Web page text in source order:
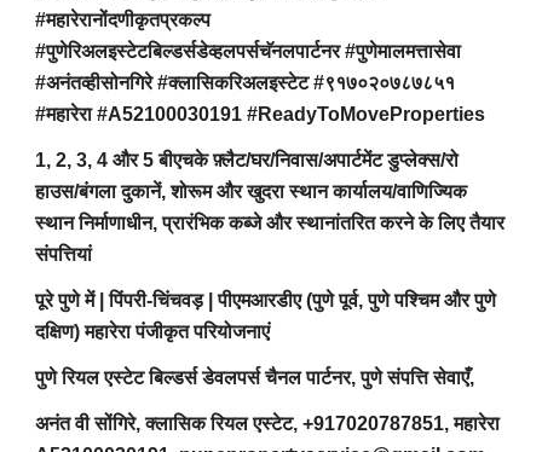
#महारेरानोंदणीकृतप्रकल्प
#पुणेरिअलइस्टेटबिल्डर्सडेव्हलपर्सचॅनलपार्टनर #पुणेमालमत्तासेवा
#अनंतव्हीसोनगिरे #क्लासिकरिअलइस्टेट #९१७०२०७८७८५१
#महारेरा #A52100030191 #ReadyToMoveProperties
1, 2, 3, 4 और 5 बीएचके फ़्लैट/घर/निवास/अपार्टमेंट डुप्लेक्स/रो
हाउस/बंगला दुकानें, शोरूम और खुदरा स्थान कार्यालय/वाणिज्यिक
स्थान निर्माणाधीन, प्रारंभिक कब्जे और स्थानांतरित करने के लिए तैयार
संपत्तियां
पूरे पुणे में | पिंपरी-चिंचवड़ | पीएमआरडीए (पुणे पूर्व, पुणे पश्चिम और पुणे
दक्षिण) महारेरा पंजीकृत परियोजनाएं
पुणे रियल एस्टेट बिल्डर्स डेवलपर्स चैनल पार्टनर, पुणे संपत्ति सेवाएँ,
अनंत वी सोंगिरे, क्लासिक रियल एस्टेट, +917020787851, महारेरा